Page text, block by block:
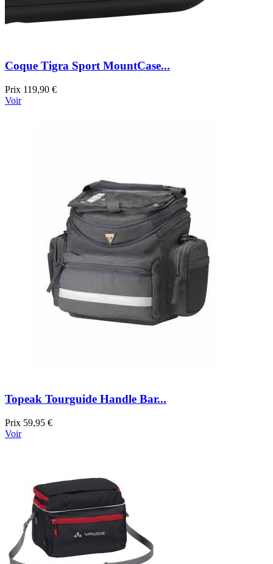
Coque Tigra Sport MountCase...
Prix 119,90 €
Voir
Topeak Tourguide Handle Bar...
Prix 59,95 €
Voir